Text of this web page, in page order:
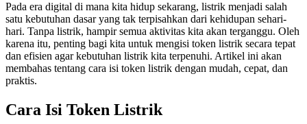
Pada era digital di mana kita hidup sekarang, listrik menjadi salah
satu kebutuhan dasar yang tak terpisahkan dari kehidupan sehari-
hari. Tanpa listrik, hampir semua aktivitas kita akan terganggu. Oleh
karena itu, penting bagi kita untuk mengisi token listrik secara tepat
dan efisien agar kebutuhan listrik kita terpenuhi. Artikel ini akan
membahas tentang cara isi token listrik dengan mudah, cepat, dan
praktis.
Cara Isi Token Listrik